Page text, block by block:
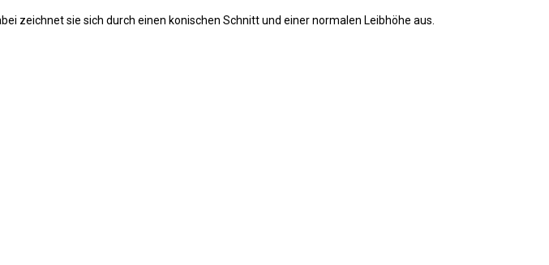
zeichnet sie sich durch einen konischen Schnitt und einer normalen Leibhöhe aus.